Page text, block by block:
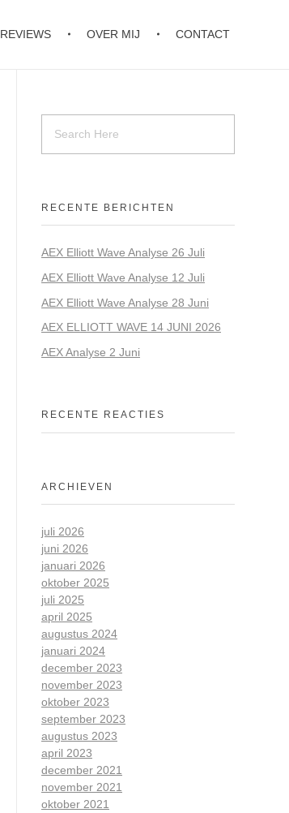
REVIEWS OVER MIJ CONTACT
RECENTE BERICHTEN
AEX Elliott Wave Analyse 26 Juli
AEX Elliott Wave Analyse 12 Juli
AEX Elliott Wave Analyse 28 Juni
AEX ELLIOTT WAVE 14 JUNI 2026
AEX Analyse 2 Juni
RECENTE REACTIES
ARCHIEVEN
juli 2026
juni 2026
januari 2026
oktober 2025
juli 2025
april 2025
augustus 2024
januari 2024
december 2023
november 2023
oktober 2023
september 2023
augustus 2023
april 2023
december 2021
november 2021
oktober 2021